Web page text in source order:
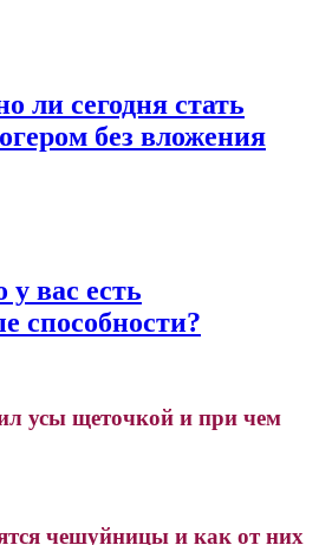
ли сегодня стать
без вложения
вас есть
способности?
усы щеточкой и при чем
чешуйницы и как от них